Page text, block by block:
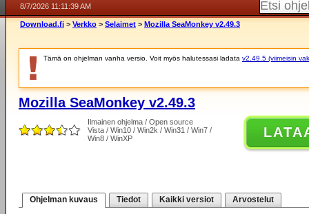
8/7/2026 11:11:39 AM
Download.fi > Verkko > Selaimet > Mozilla SeaMonkey v2.49.3
Tämä on ohjelman vanha versio. Voit myös halutessasi ladata v2.49.5 (viimeisin
Mozilla SeaMonkey v2.49.3
Ilmainen ohjelma / Open source
Vista / Win10 / Win2k / Win31 / Win7 /
Win8 / WinXP
Ohjelman kuvaus Tiedot Kaikki versiot Arvostelut